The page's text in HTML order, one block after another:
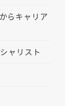
らキャリア
ャリスト